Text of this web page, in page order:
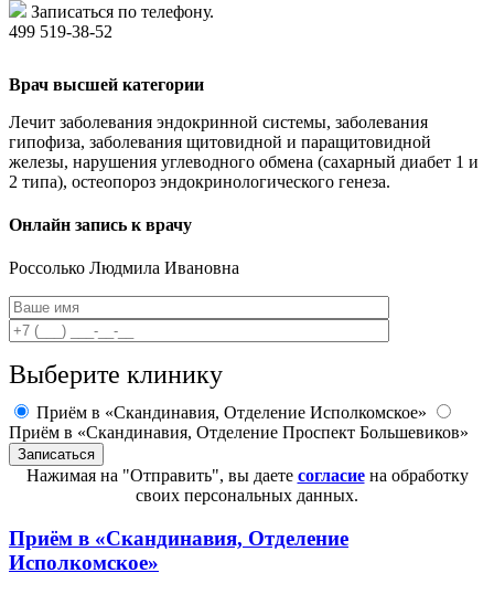
Записаться по телефону.
499 519-38-52
Врач высшей категории
Лечит заболевания эндокринной системы, заболевания
гипофиза, заболевания щитовидной и паращитовидной
железы, нарушения углеводного обмена (сахарный диабет 1 и
2 типа), остеопороз эндокринологического генеза.
Онлайн запись к врачу
Россолько Людмила Ивановна
Выберите клинику
Приём в «Скандинавия, Отделение Исполкомское»
Приём в «Скандинавия, Отделение Проспект Большевиков»
Нажимая на "Отправить", вы даете согласиена обработку
своих персональных данных.
Приём в «Скандинавия, Отделение
Исполкомское»